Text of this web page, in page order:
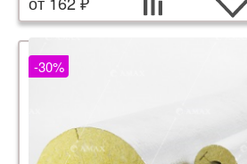
-30%